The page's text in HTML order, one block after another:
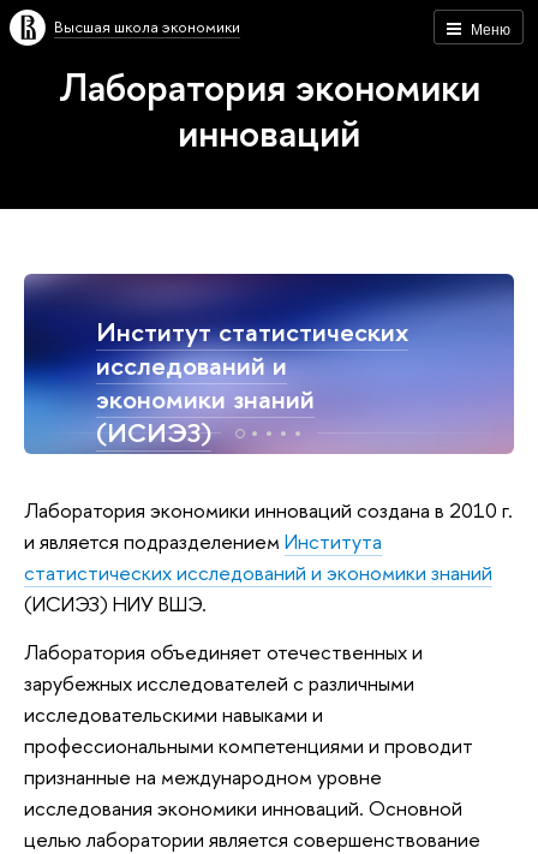
Меню
Высшая школа экономики
Лаборатория экономики
инноваций
Институт статистических
исследований и
экономики знаний
(ИСИЭЗ)
Лаборатория экономики инноваций создана в 2010 г.
и является подразделением Института
статистических исследований и экономики знаний
(ИСИЭЗ) НИУ ВШЭ.
Лаборатория объединяет отечественных и
зарубежных исследователей с различными
исследовательскими навыками и
профессиональными компетенциями и проводит
признанные на международном уровне
исследования экономики инноваций. Основной
целью лаборатории является совершенствование